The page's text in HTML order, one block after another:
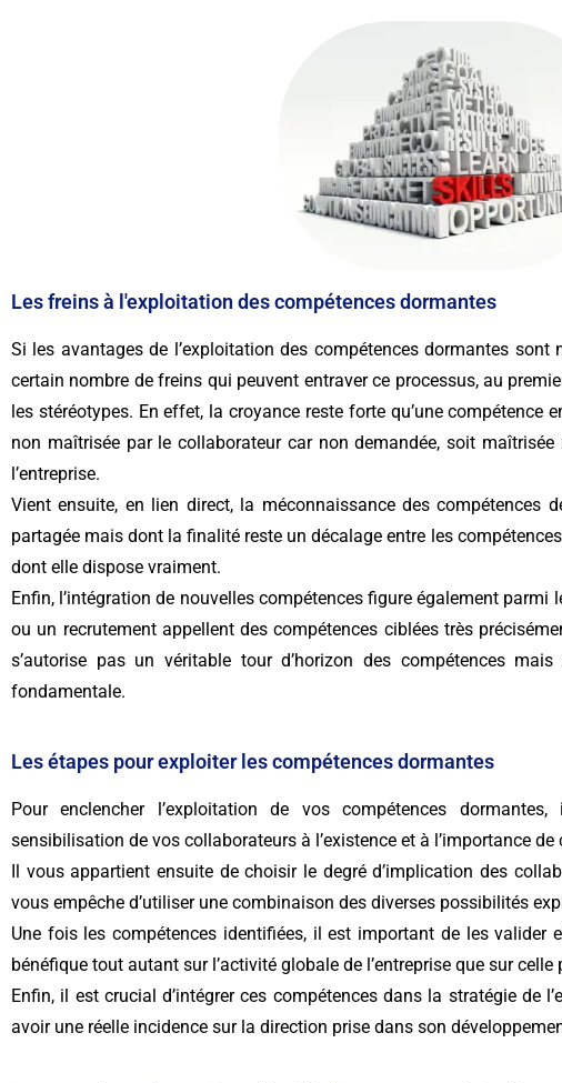
Les freins à l'exploitation des compétences dormantes
Si les avantages de l’exploitation des compétences dormantes
certain nombre de freins qui peuvent entraver ce processus, au
les stéréotypes. En effet, la croyance reste forte qu’une compétence
non maîtrisée par le collaborateur car non demandée, soit
l’entreprise.
Vient ensuite, en lien direct, la méconnaissance des compétences
partagée mais dont la finalité reste un décalage entre les
dont elle dispose vraiment.
Enfin, l’intégration de nouvelles compétences figure également parmi
ou un recrutement appellent des compétences ciblées très
s’autorise pas un véritable tour d’horizon des compétences
fondamentale.
Les étapes pour exploiter les compétences dormantes
Pour enclencher l’exploitation de vos compétences
sensibilisation de vos collaborateurs à l’existence et à l’importance de
Il vous appartient ensuite de choisir le degré d’implication des
vous empêche d’utiliser une combinaison des diverses possibilités
Une fois les compétences identifiées, il est important de les valider
bénéfique tout autant sur l’activité globale de l’entreprise que sur
Enfin, il est crucial d’intégrer ces compétences dans la stratégie de
avoir une réelle incidence sur la direction prise dans son